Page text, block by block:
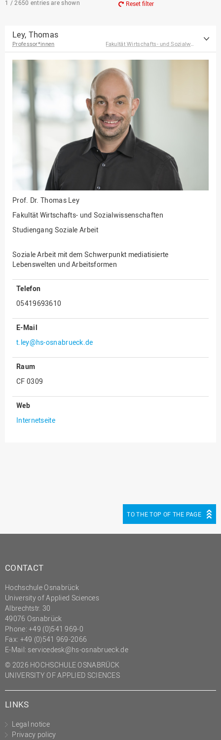
eLearning Competence
EU-Büro
Fakultät
Agrarwissenschaften und
Landschaftsarchitektur
Ingenieurwissenschaften
und Informatik
Fakultät Management,
Kultur und Technik
Fakultät Wirtschafts- und
Sozialwissenschaften
Finanzen
Forschung, Kooperation,
Drittmittel
Gebäude und Technik
Gesellschaftliches
Gleichstellungsbüro
Hochschulplanung/-
Institut für Musik
IT Service Center
Kommunikation und
Marketing
Nachhaltigkeit
Personal
Studierendensekretariat
Studium und Lehre
Transfer- und
Innovationsmanagement
1 / 2650 entries are shown Reset filter
Ley, Thomas
Professor*innen
Prof. Dr. Thomas Ley
Fakultät Wirtschafts- und Sozialwissenschaften
Studiengang Soziale Arbeit
Soziale Arbeit mit dem Schwerpunkt mediatisierte
Lebenswelten und Arbeitsformen
Telefon
05419693610
E-Mail
t.ley@hs-osnabrueck.de
Raum
CF 0309
Web
Internetseite
TO THE TOP OF THE PAGE
CONTACT
Hochschule Osnabrück
University of Applied Sciences
Albrechtstr. 30
49076 Osnabrück
Phone: +49 (0)541 969-0
Fax: +49 (0)541 969-2066
E-Mail: servicedesk@hs-osnabrueck.de
© 2026 HOCHSCHULE OSNABRÜCK
UNIVERSITY OF APPLIED SCIENCES
LINKS
Legal notice
Privacy policy